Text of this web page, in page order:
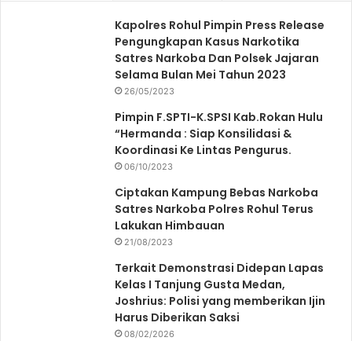
Kapolres Rohul Pimpin Press Release
Pengungkapan Kasus Narkotika
Satres Narkoba Dan Polsek Jajaran
Selama Bulan Mei Tahun 2023
26/05/2023
Pimpin F.SPTI-K.SPSI Kab.Rokan Hulu
“Hermanda : Siap Konsilidasi &
Koordinasi Ke Lintas Pengurus.
06/10/2023
Ciptakan Kampung Bebas Narkoba
Satres Narkoba Polres Rohul Terus
Lakukan Himbauan
21/08/2023
Terkait Demonstrasi Didepan Lapas
Kelas I Tanjung Gusta Medan,
Joshrius: Polisi yang memberikan Ijin
Harus Diberikan Saksi
08/02/2026